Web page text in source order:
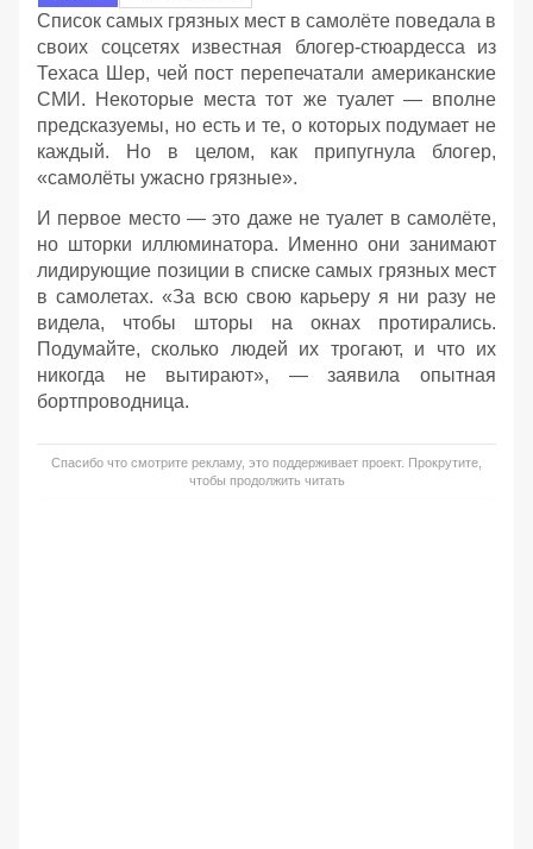
Список самых грязных мест в самолёте поведала в
своих соцсетях известная блогер-стюардесса из
Техаса Шер, чей пост перепечатали американские
СМИ. Некоторые места тот же туалет — вполне
предсказуемы, но есть и те, о которых подумает не
каждый. Но в целом, как припугнула блогер,
«самолёты ужасно грязные».
И первое место — это даже не туалет в самолёте,
но шторки иллюминатора. Именно они занимают
лидирующие позиции в списке самых грязных мест
в самолетах. «За всю свою карьеру я ни разу не
видела, чтобы шторы на окнах протирались.
Подумайте, сколько людей их трогают, и что их
никогда не вытирают», — заявила опытная
бортпроводница.
Спасибо что смотрите рекламу, это поддерживает проект. Прокрутите,
чтобы продолжить читать